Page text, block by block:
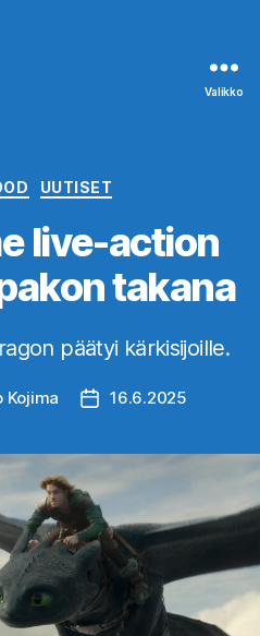
Valikko
Kategoriat
UUTISET
live-action
takana
päätyi kärkisijoille.
Kojima Julkaisupäivämäärä
16.6.2025